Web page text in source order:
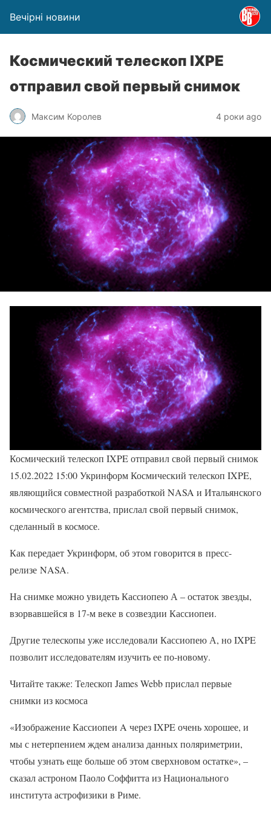
Вечірні новини
Космический телескоп IXPE
отправил свой первый снимок
Максим Королев 4 роки ago
Космический телескоп IXPE отправил свой первый снимок
15.02.2022 15:00 Укринформ Космический телескоп IXPE,
являющийся совместной разработкой NASA и Итальянского
космического агентства, прислал свой первый снимок,
сделанный в космосе.
Как передает Укринформ, об этом говорится в пресс-
релизе NASA.
На снимке можно увидеть Кассиопею А – остаток звезды,
взорвавшейся в 17-м веке в созвездии Кассиопеи.
Другие телескопы уже исследовали Кассиопею А, но IXPE
позволит исследователям изучить ее по-новому.
Читайте также: Телескоп James Webb прислал первые
снимки из космоса
«Изображение Кассиопеи A через IXPE очень хорошее, и
мы с нетерпением ждем анализа данных поляриметрии,
чтобы узнать еще больше об этом сверхновом остатке», –
сказал астроном Паоло Соффитта из Национального
института астрофизики в Риме.